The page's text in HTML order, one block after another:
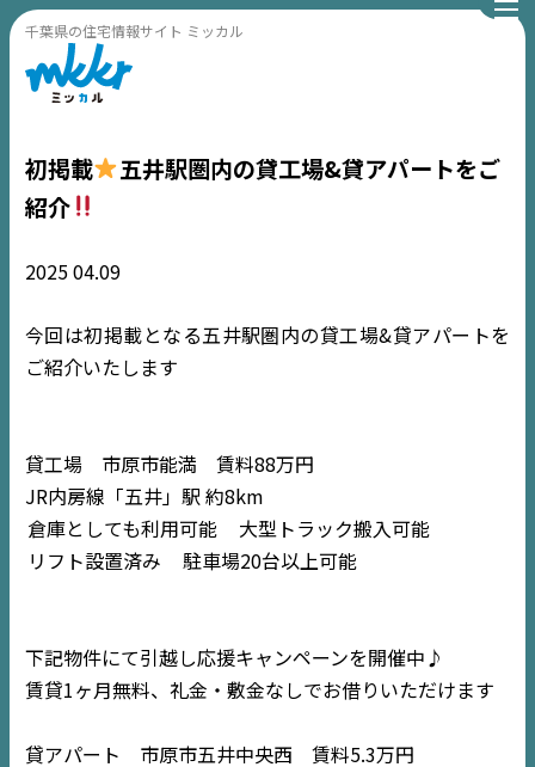
千葉県の住宅情報サイト ミッカル
初掲載
五井駅圏内の貸工場&貸アパートをご
紹介
202504.09
今回は初掲載となる五井駅圏内の貸工場&貸アパートを
ご紹介いたします
貸工場 市原市能満 賃料88万円
JR内房線「五井」駅 約8km
倉庫としても利用可能
大型トラック搬入可能
リフト設置済み
駐車場20台以上可能
下記物件にて引越し応援キャンペーンを開催中♪
賃貸1ヶ月無料、礼金・敷金なしでお借りいただけます
貸アパート 市原市五井中央西 賃料5.3万円